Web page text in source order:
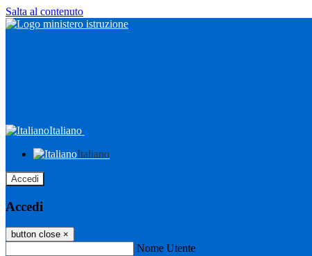
Salta al contenuto
Italiano
Italiano
Accedi
Accedi
button close ×
Nome Utente